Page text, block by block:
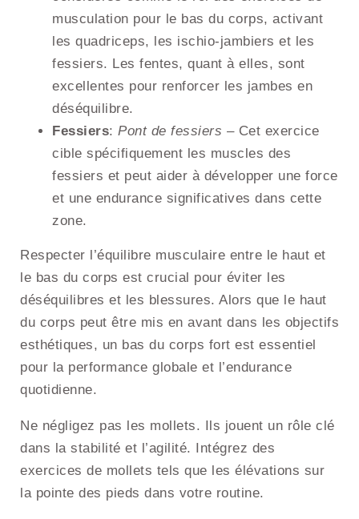
musculation pour le bas du corps, activant
les quadriceps, les ischio-jambiers et les
fessiers. Les fentes, quant à elles, sont
excellentes pour renforcer les jambes en
déséquilibre.
Fessiers: Pont de fessiers – Cet exercice
cible spécifiquement les muscles des
fessiers et peut aider à développer une force
et une endurance significatives dans cette
zone.
Respecter l’équilibre musculaire entre le haut et
le bas du corps est crucial pour éviter les
déséquilibres et les blessures. Alors que le haut
du corps peut être mis en avant dans les objectifs
esthétiques, un bas du corps fort est essentiel
pour la performance globale et l’endurance
quotidienne.
Ne négligez pas les mollets. Ils jouent un rôle clé
dans la stabilité et l’agilité. Intégrez des
exercices de mollets tels que les élévations sur
la pointe des pieds dans votre routine.